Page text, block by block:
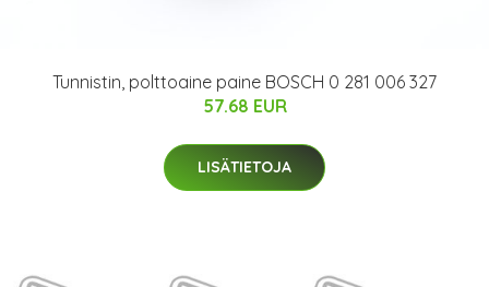
Tunnistin, polttoaine paine BOSCH 0 281 006 327
57.68 EUR
LISÄTIETOJA